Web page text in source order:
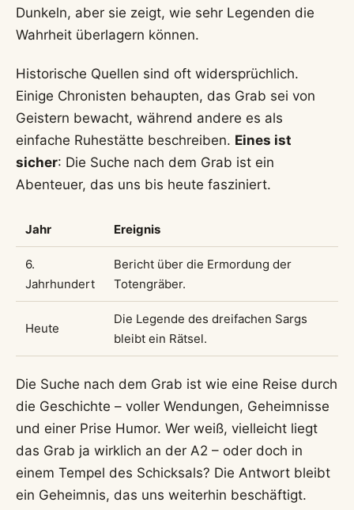
Dunkeln, aber sie zeigt, wie sehr Legenden die
Wahrheit überlagern können.
Historische Quellen sind oft widersprüchlich.
Einige Chronisten behaupten, das Grab sei von
Geistern bewacht, während andere es als
einfache Ruhestätte beschreiben. Eines ist
sicher: Die Suche nach dem Grab ist ein
Abenteuer, das uns bis heute fasziniert.
Jahr Ereignis
6.
Jahrhundert
Bericht über die Ermordung der
Totengräber.
Heute
Die Legende des dreifachen Sargs
bleibt ein Rätsel.
Die Suche nach dem Grab ist wie eine Reise durch
die Geschichte – voller Wendungen, Geheimnisse
und einer Prise Humor. Wer weiß, vielleicht liegt
das Grab ja wirklich an der A2 – oder doch in
einem Tempel des Schicksals? Die Antwort bleibt
ein Geheimnis, das uns weiterhin beschäftigt.